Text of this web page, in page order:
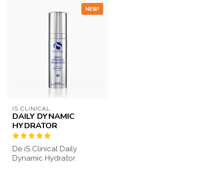
NEW!
IS CLINICAL
DAILY DYNAMIC
HYDRATOR
De iS Clinical Daily
Dynamic Hydrator